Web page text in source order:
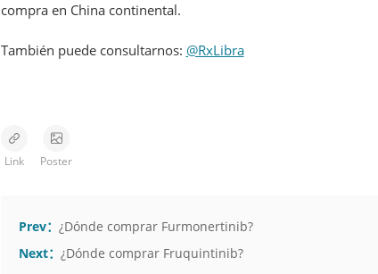
compra en China continental.
También puede consultarnos: @RxLibra
Link Poster
Prev： ¿Dónde comprar Furmonertinib?
Next： ¿Dónde comprar Fruquintinib?